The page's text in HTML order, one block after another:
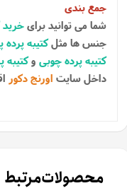
جمع بندی
شما می توانید برایخرید
جنس ها مثلکتیبه
کتیبه پرده چوبی وکتیبه
داخل سایت اورنج دکور
محصولات مرتبط